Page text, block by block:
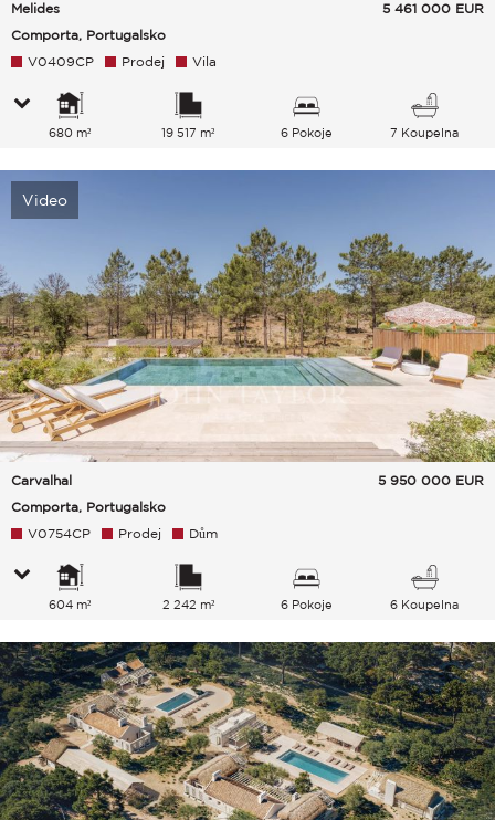
Melides
Comporta, Portugalsko
5 461 000 EUR
V0409CP Prodej Vila
680 m² 19 517 m² 6 Pokoje 7 Koupelna
Video
Carvalhal
Comporta, Portugalsko
5 950 000 EUR
V0754CP Prodej Dům
604 m² 2 242 m² 6 Pokoje 6 Koupelna